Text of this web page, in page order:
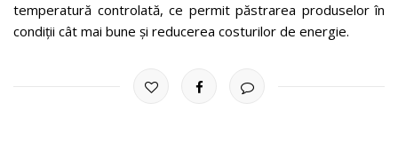
temperatură controlată, ce permit păstrarea produselor în
condiții cât mai bune și reducerea costurilor de energie.